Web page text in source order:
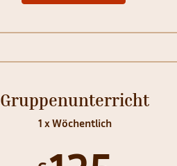
Gruppenunterricht
1 x Wöchentlich